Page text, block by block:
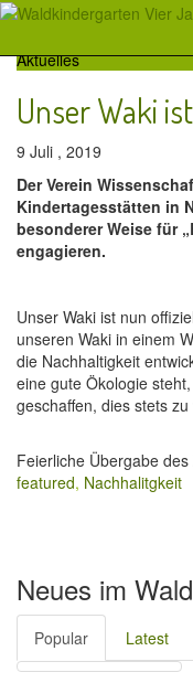
Aktuelles
Unser Waki
9 Juli , 2019
Der Verein
Kindertagesstätten in
besonderer Weise für
engagieren.
Unser Waki ist nun
unseren Waki in einem
die Nachhaltigkeit
eine gute Ökologie
geschaffen, dies stets
Feierliche Übergabe
featured, Nachhalitgkeit
Neues im
Popular Latest